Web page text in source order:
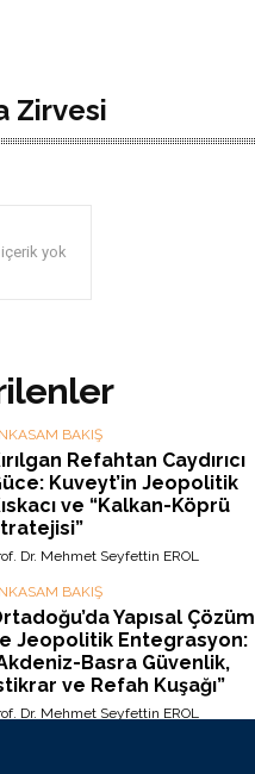
Zirvesi
yok
BAKIŞ
Refahtan Caydırıcı
Kuveyt’in Jeopolitik
ve “Kalkan-Köprü
Dr. Mehmet Seyfettin EROL
BAKIŞ
Yapısal Çözüm
Jeopolitik Entegrasyon:
Basra Güvenlik,
ve Refah Kuşağı”
Dr. Mehmet Seyfettin EROL